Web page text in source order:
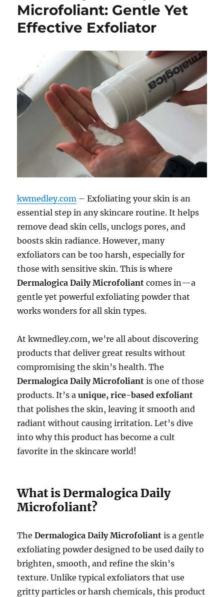
Microfoliant: Gentle Yet
Effective Exfoliator
kwmedley.com – Exfoliating your skin is an
essential step in any skincare routine. It helps
remove dead skin cells, unclogs pores, and
boosts skin radiance. However, many
exfoliators can be too harsh, especially for
those with sensitive skin. This is where
Dermalogica Daily Microfoliant comes in—a
gentle yet powerful exfoliating powder that
works wonders for all skin types.
At kwmedley.com, we’re all about discovering
products that deliver great results without
compromising the skin’s health. The
Dermalogica Daily Microfoliant is one of those
products. It’s aunique, rice-based exfoliant
that polishes the skin, leaving it smooth and
radiant without causing irritation. Let’s dive
into why this product has become a cult
favorite in the skincare world!
What is Dermalogica Daily
Microfoliant?
TheDermalogica Daily Microfoliant is a gentle
exfoliating powder designed to be used daily to
brighten, smooth, and refine the skin’s
texture. Unlike typical exfoliators that use
gritty particles or harsh chemicals, this product